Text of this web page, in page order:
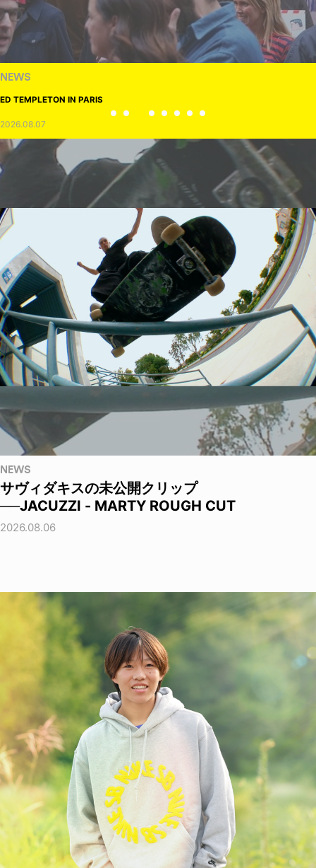
NEWS
ED TEMPLETON IN PARIS
2026.08.07
NEWS
サヴィダキスの未公開クリップ
──JACUZZI - MARTY ROUGH CUT
2026.08.06